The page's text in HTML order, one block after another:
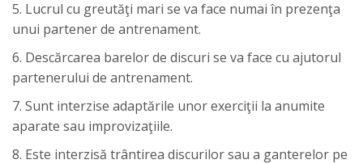
5. Lucrul cu greutăţi mari se va face numai în prezenţa
unui partener de antrenament.
6. Descărcarea barelor de discuri se va face cu ajutorul
partenerului de antrenament.
7. Sunt interzise adaptările unor exerciţii la anumite
aparate sau improvizaţiile.
8. Este interzisă trântirea discurilor sau a ganterelor pe